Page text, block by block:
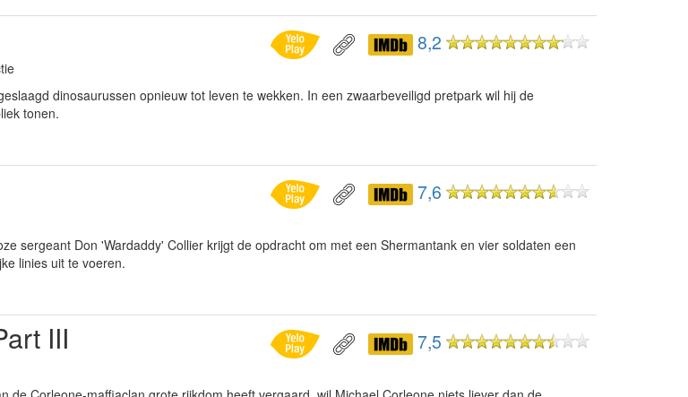
8,2
dinosaurussen opnieuw tot leven te wekken. In een zwaarbeveiligd pretpark wil hij de
tonen.
7,6
sergeant Don 'Wardaddy' Collier krijgt de opdracht om met een Shermantank en vier soldaten een
linies uit te voeren.
III 7,5